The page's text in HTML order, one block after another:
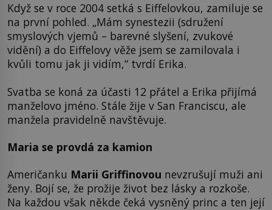
Když se v roce 2004 setká s Eiffelovkou, zamiluje se
na první pohled. „Mám synestezii (sdružení
smyslových vjemů – barevné slyšení, zvukové
vidění) a do Eiffelovy věže jsem se zamilovala i
kvůli tomu jak ji vidím,“ tvrdí Erika.
Svatba se koná za účasti 12 přátel a Erika přijímá
manželovo jméno. Stále žije v San Franciscu, ale
manžela pravidelně navštěvuje.
Maria se provdá za kamion
Američanku Marii Griffinovou nevzrušují muži ani
ženy. Bojí se, že prožije život bez lásky a rozkoše.
Na každou však někde čeká vysněný princ a ten její